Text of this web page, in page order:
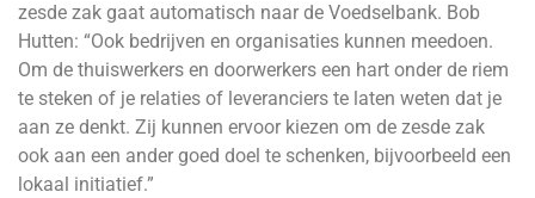
zesde zak gaat automatisch naar de Voedselbank. Bob
Hutten: “Ook bedrijven en organisaties kunnen meedoen.
Om de thuiswerkers en doorwerkers een hart onder de riem
te steken of je relaties of leveranciers te laten weten dat je
aan ze denkt. Zij kunnen ervoor kiezen om de zesde zak
ook aan een ander goed doel te schenken, bijvoorbeeld een
lokaal initiatief.”